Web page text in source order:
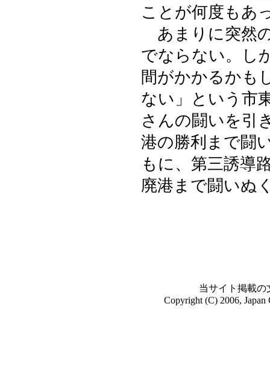
ことが何度もあ
あまりに突然
でならない。し
間がかかるかも
ない」という市
さんの闘いを引
港の勝利まで闘
もに、第三誘導
廃港まで闘いぬ
当サイト掲載の
Copyright (C) 2006, Japan